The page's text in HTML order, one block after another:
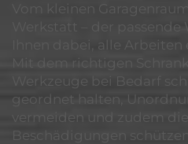
Vom kleinen
Werkstatt – der
Ihnen dabei, alle
Mit dem richtigen
Werkzeuge bei Bedarf
geordnet halten,
vermeiden und zudem
Beschädigungen schützen.